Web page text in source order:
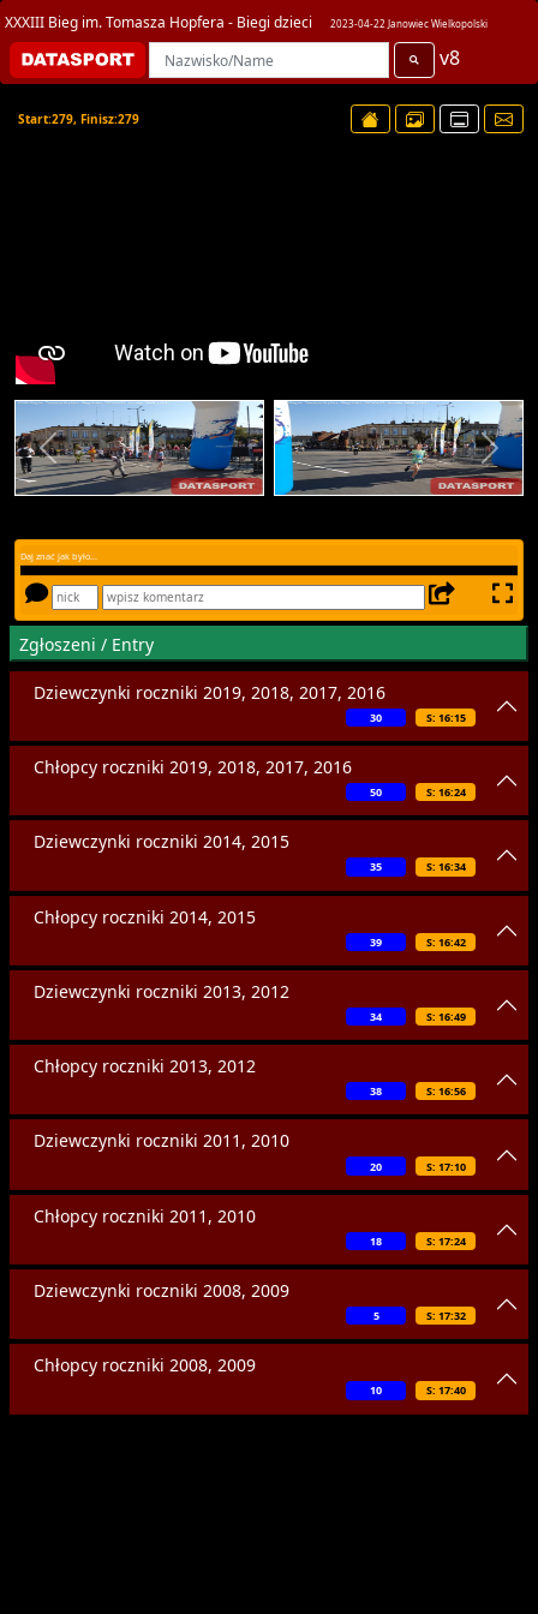
XXXIII Bieg im. Tomasza Hopfera - Biegi dzieci 2023-04-22 Janowiec Wielkopolski
v8
Start:279, Finisz:279
Daj znać jak było...
Zgłoszeni / Entry
Dziewczynki roczniki 2019, 2018, 2017, 2016
S: 16:15
30
Chłopcy roczniki 2019, 2018, 2017, 2016
S: 16:24
50
Dziewczynki roczniki 2014, 2015
S: 16:34
35
Chłopcy roczniki 2014, 2015
S: 16:42
39
Dziewczynki roczniki 2013, 2012
S: 16:49
34
Chłopcy roczniki 2013, 2012
S: 16:56
38
Dziewczynki roczniki 2011, 2010
S: 17:10
20
Chłopcy roczniki 2011, 2010
S: 17:24
18
Dziewczynki roczniki 2008, 2009
S: 17:32
5
Chłopcy roczniki 2008, 2009
S: 17:40
10